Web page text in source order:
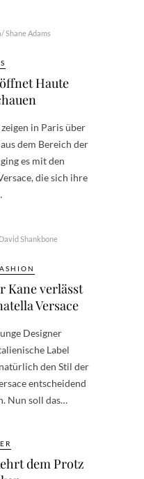
Shane Adams
Haute
in Paris über
dem Bereich der
es mit den
die sich ihre
Shankbone
Kane verlässt
Versace
Designer
Label
den Stil der
entscheidend
Nun soll das…
dem Protz